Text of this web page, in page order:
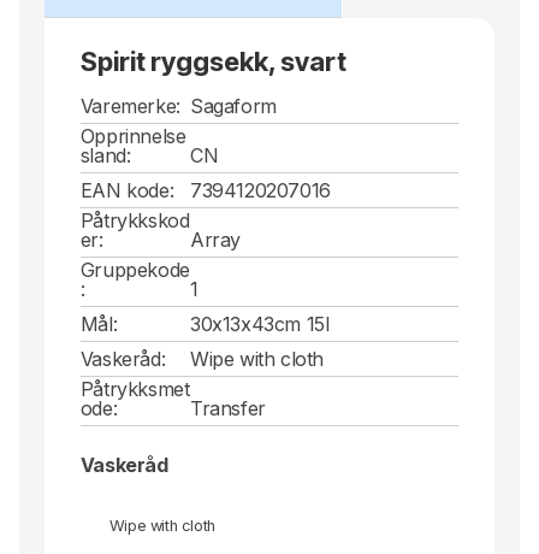
Spirit ryggsekk, svart
Varemerke: Sagaform
Opprinnelse
sland:
CN
EAN kode:
7394120207016
Påtrykkskod
er:
Array
Gruppekode
:
1
Mål:
30x13x43cm 15l
Vaskeråd:
Wipe with cloth
Påtrykksmet
ode:
Transfer
Vaskeråd
Wipe with cloth